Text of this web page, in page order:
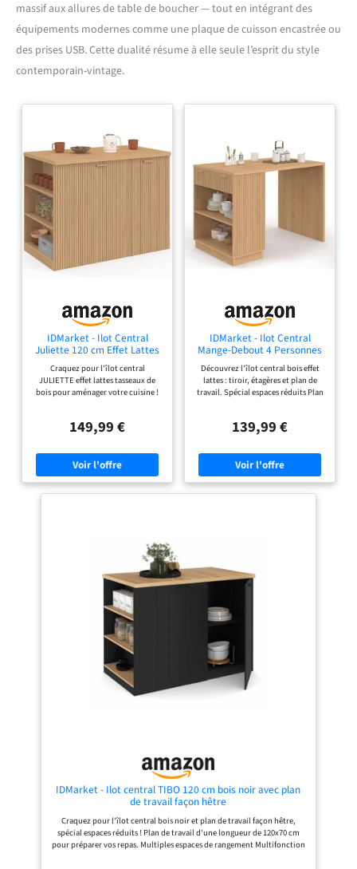
massif aux allures de table de boucher — tout en intégrant des
équipements modernes comme une plaque de cuisson encastrée ou
des prises USB. Cette dualité résume à elle seule l’esprit du style
contemporain-vintage.
IDMarket - Ilot Central
Juliette 120 cm Effet Lattes
tasseau de Bois
Craquez pour l'îlot central
JULIETTE effet lattes tasseaux de
bois pour aménager votre cuisine !
vos repas. Multifonction : îlot, table
fonctionnels ! Doté d'un grand
placard, 3 étagéres et d'un espace
pour y glisser des tabourets
Dimensions globales : Longueur 120
149,99 €
IDMarket - Ilot Central
Mange-Debout 4 Personnes
Juliette 130cm Lattes Bois
Découvrez l'îlot central bois effet
lattes : tiroir, étagères et plan de
travail. Spécial espaces réduits Plan
jusqu'à 4 personnes Doté de
étagères latérales pour maximiser le
rangement ! Stable et robuste -
Structure en PB Dimensions
globales : Longueur 130 cm x largeur
139,99 €
IDMarket - Ilot central TIBO 120 cm bois noir avec plan
de travail façon hêtre
Craquez pour l'îlot central bois noir et plan de travail façon hêtre,
spécial espaces réduits ! Plan de travail d'une longueur de 120x70 cm
pour préparer vos repas. Multiples espaces de rangement Multifonction